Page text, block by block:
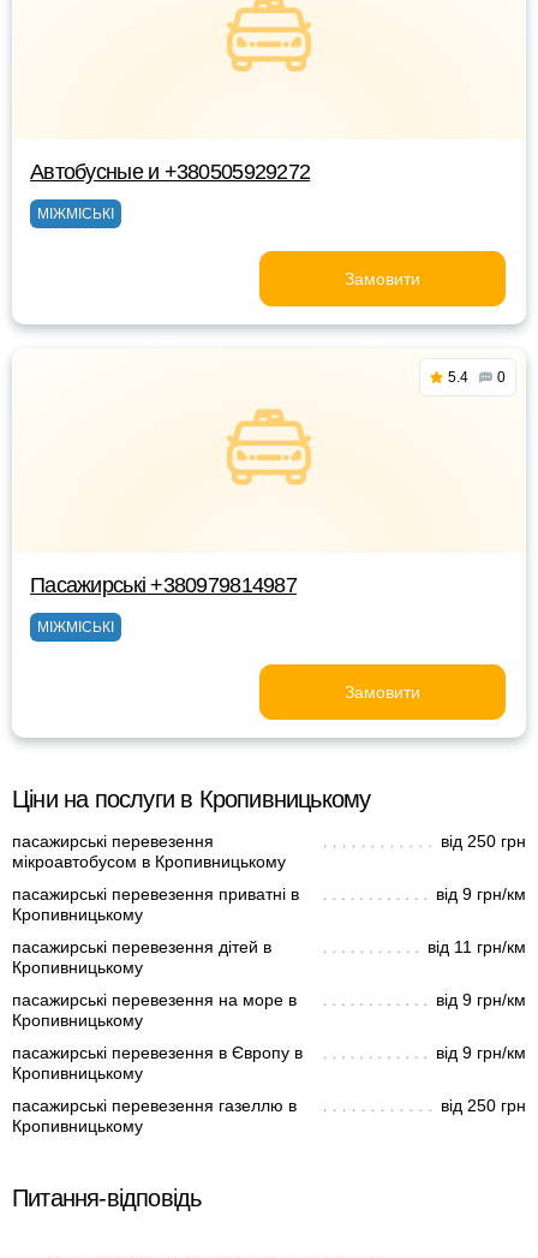
Автобусные и +380505929272
МІЖМІСЬКІ
Замовити
5.4 0
Пасажирські +380979814987
МІЖМІСЬКІ
Замовити
Ціни на послуги в Кропивницькому
пасажирські перевезення
мікроавтобусом в Кропивницькому
від 250 грн
пасажирські перевезення приватні в
Кропивницькому
від 9 грн/км
пасажирські перевезення дітей в
Кропивницькому
від 11 грн/км
пасажирські перевезення на море в
Кропивницькому
від 9 грн/км
пасажирські перевезення в Європу в
Кропивницькому
від 9 грн/км
пасажирські перевезення газеллю в
Кропивницькому
від 250 грн
Питання-відповідь